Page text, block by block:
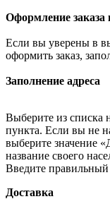
Оформление
Если вы уверены в
оформить заказ,
Заполнение адреса
Выберите из списка
пункта. Если вы не
выберите значение
название своего
Введите правильный
Доставка